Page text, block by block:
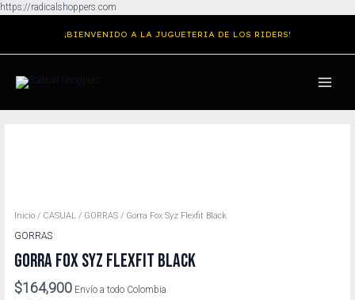
https://radicalshoppers.com
contenido
¡BIENVENIDO A LA JUGUETERIA DE LOS RIDERS!
MENU
Inicio / CASUAL / GORRAS / Gorra Fox Syz Flexfit Black
GORRAS
GORRA FOX SYZ FLEXFIT BLACK
$164,900 Envío a todo Colombia